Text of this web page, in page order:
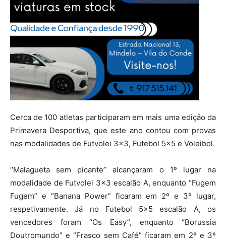
Cerca de 100 atletas participaram em mais uma edição da
Primavera Desportiva, que este ano contou com provas
nas modalidades de Futvolei 3×3, Futebol 5×5 e Voleibol.
“Malagueta sem picante” alcançaram o 1º lugar na
modalidade de Futvolei 3×3 escalão A, enquanto “Fugem
Fugem” e “Banana Power” ficaram em 2º e 3º lugar,
respetivamente. Já no Futebol 5×5 escalão A, os
vencedores foram “Os Easy”, enquanto “Borussia
Doutromundo” e “Frasco sem Café” ficaram em 2º e 3º